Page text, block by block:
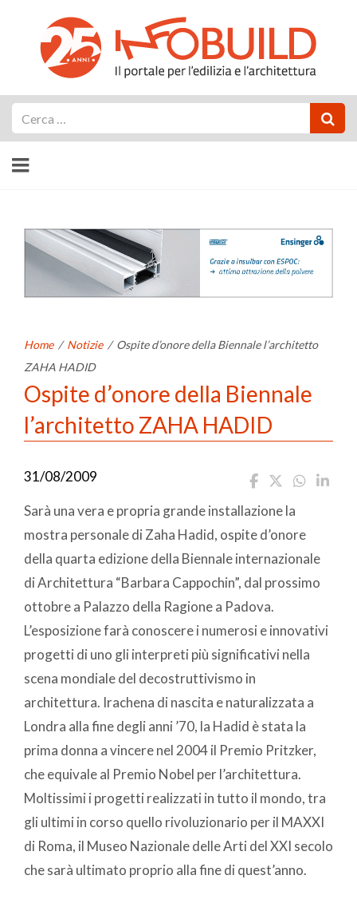
Home / Notizie / Ospite d’onore della Biennale l’architetto
ZAHA HADID
Ospite d’onore della Biennale
l’architetto ZAHA HADID
31/08/2009
Sarà una vera e propria grande installazione la
mostra personale di Zaha Hadid, ospite d’onore
della quarta edizione della Biennale internazionale
di Architettura “Barbara Cappochin”, dal prossimo
ottobre a Palazzo della Ragione a Padova.
L’esposizione farà conoscere i numerosi e innovativi
progetti di uno gli interpreti più significativi nella
scena mondiale del decostruttivismo in
architettura. Irachena di nascita e naturalizzata a
Londra alla fine degli anni ’70, la Hadid è stata la
prima donna a vincere nel 2004 il Premio Pritzker,
che equivale al Premio Nobel per l’architettura.
Moltissimi i progetti realizzati in tutto il mondo, tra
gli ultimi in corso quello rivoluzionario per il MAXXI
di Roma, il Museo Nazionale delle Arti del XXI secolo
che sarà ultimato proprio alla fine di quest’anno.